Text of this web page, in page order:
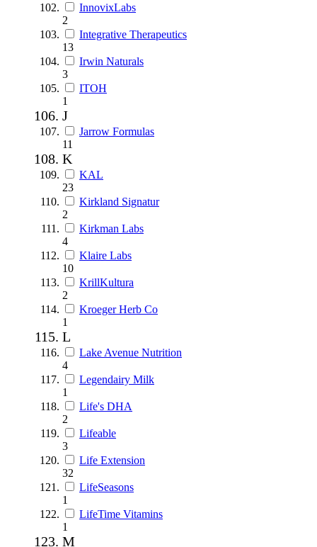
InnovixLabs
2
Integrative Therapeutics
13
Irwin Naturals
3
ITOH
1
J
Jarrow Formulas
11
K
KAL
23
Kirkland Signatur
2
Kirkman Labs
4
Klaire Labs
10
KrillKultura
2
Kroeger Herb Co
1
L
Lake Avenue Nutrition
4
Legendairy Milk
1
Life's DHA
2
Lifeable
3
Life Extension
32
LifeSeasons
1
LifeTime Vitamins
1
M